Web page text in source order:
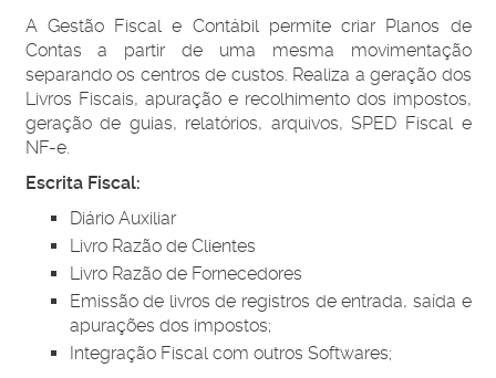
A Gestão Fiscal e Contábil permite criar Planos de
Contas a partir de uma mesma movimentação
separando os centros de custos. Realiza a geração dos
Livros Fiscais, apuração e recolhimento dos impostos,
geração de guias, relatórios, arquivos, SPED Fiscal e
NF-e.
Escrita Fiscal:
Diário Auxiliar
Livro Razão de Clientes
Livro Razão de Fornecedores
Emissão de livros de registros de entrada, saída e
apurações dos impostos;
Integração Fiscal com outros Softwares;